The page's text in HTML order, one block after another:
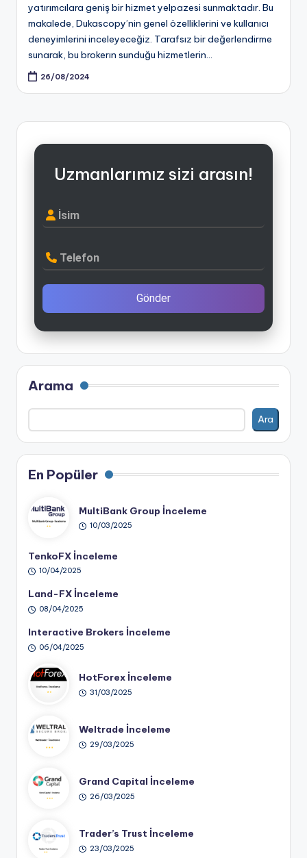
yatırımcılara geniş bir hizmet yelpazesi sunmaktadır. Bu
makalede, Dukascopy’nin genel özelliklerini ve kullanıcı
deneyimlerini inceleyeceğiz. Tarafsız bir değerlendirme
sunarak, bu brokerın sunduğu hizmetlerin…
26/08/2024
Uzmanlarımız sizi arasın!
İsim
Telefon
Gönder
Arama
Ara
En Popüler
MultiBank Group İnceleme
10/03/2025
TenkoFX İnceleme
10/04/2025
Land-FX İnceleme
08/04/2025
Interactive Brokers İnceleme
06/04/2025
HotForex İnceleme
31/03/2025
Weltrade İnceleme
29/03/2025
Grand Capital İnceleme
26/03/2025
Trader’s Trust İnceleme
23/03/2025